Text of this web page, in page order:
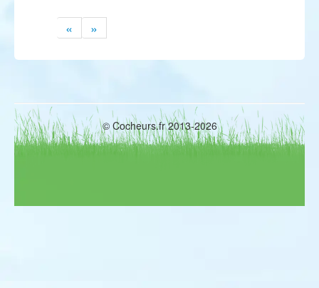
« »
© Cocheurs.fr 2013-2026